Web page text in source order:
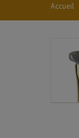
Accueil